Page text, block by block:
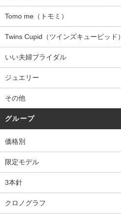
Tomo me（トモミ）
Twins Cupid（ツインズキューピッド）
いい夫婦ブライダル
ジュエリー
その他
グループ
価格別
限定モデル
3本針
クロノグラフ